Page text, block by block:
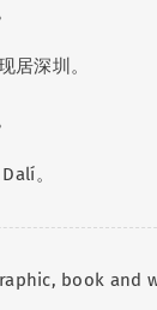
居深圳。
。
book and